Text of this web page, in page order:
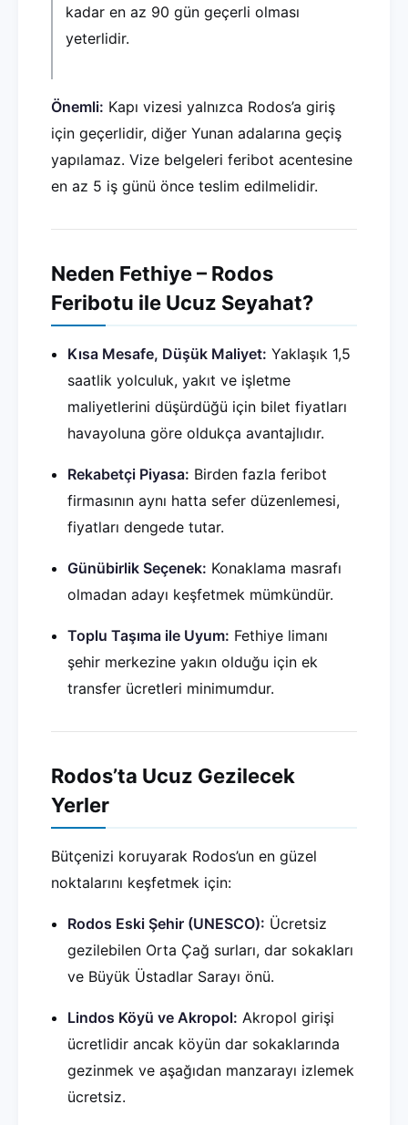
kadar en az 90 gün geçerli olması
yeterlidir.
Önemli: Kapı vizesi yalnızca Rodos’a giriş
için geçerlidir, diğer Yunan adalarına geçiş
yapılamaz. Vize belgeleri feribot acentesine
en az 5 iş günü önce teslim edilmelidir.
Neden Fethiye – Rodos
Feribotu ile Ucuz Seyahat?
Kısa Mesafe, Düşük Maliyet: Yaklaşık 1,5
saatlik yolculuk, yakıt ve işletme
maliyetlerini düşürdüğü için bilet fiyatları
havayoluna göre oldukça avantajlıdır.
Rekabetçi Piyasa: Birden fazla feribot
firmasının aynı hatta sefer düzenlemesi,
fiyatları dengede tutar.
Günübirlik Seçenek: Konaklama masrafı
olmadan adayı keşfetmek mümkündür.
Toplu Taşıma ile Uyum: Fethiye limanı
şehir merkezine yakın olduğu için ek
transfer ücretleri minimumdur.
Rodos’ta Ucuz Gezilecek
Yerler
Bütçenizi koruyarak Rodos’un en güzel
noktalarını keşfetmek için:
Rodos Eski Şehir (UNESCO): Ücretsiz
gezilebilen Orta Çağ surları, dar sokakları
ve Büyük Üstadlar Sarayı önü.
Lindos Köyü ve Akropol: Akropol girişi
ücretlidir ancak köyün dar sokaklarında
gezinmek ve aşağıdan manzarayı izlemek
ücretsiz.